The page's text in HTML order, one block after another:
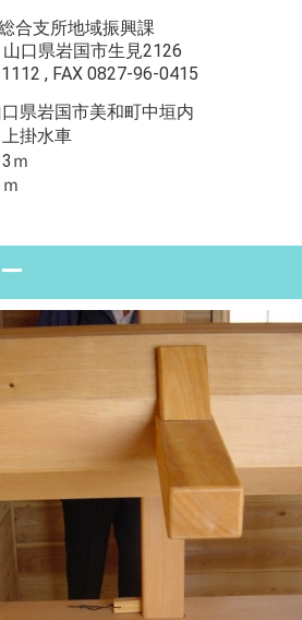
合支所地域振興課
口県岩国市生見2126
, FAX 0827-96-0415
県岩国市美和町中垣内
掛水車
ｍ